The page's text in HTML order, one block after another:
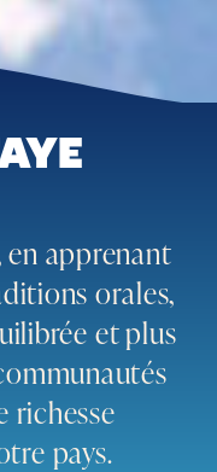
en apprenant
orales,
et plus
richesse
pays.